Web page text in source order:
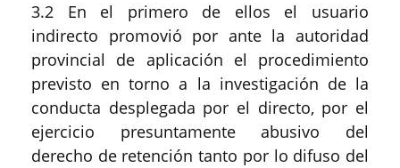
3.2 En el primero de ellos el usuario
indirecto promovió por ante la autoridad
provincial de aplicación el procedimiento
previsto en torno a la investigación de la
conducta desplegada por el directo, por el
ejercicio presuntamente abusivo del
derecho de retención tanto por lo difuso del